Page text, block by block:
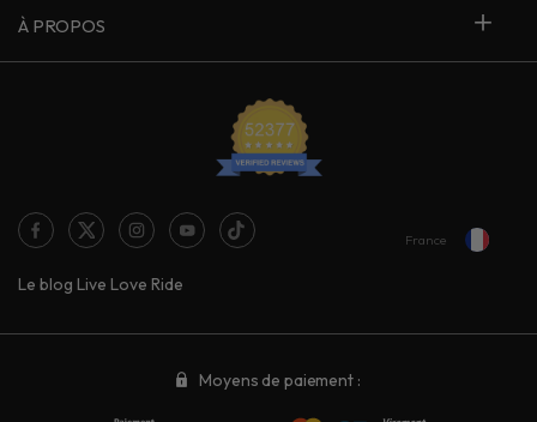
À PROPOS
Le blog Live Love Ride
France
Moyens de paiement :